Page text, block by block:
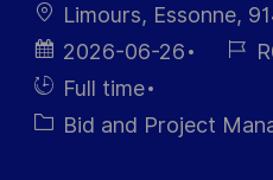
LocationLimours, Essonne,
Posted
Date
2026-06-26
Job
Hiring
Type
Full time
CategoryBid and Project